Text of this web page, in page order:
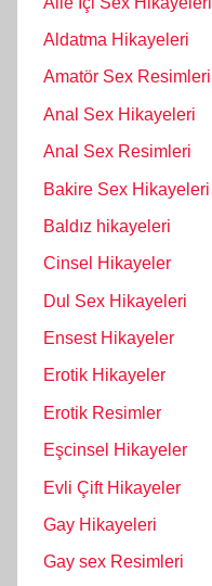
Aldatma Hikayeleri
Amatör Sex Resimleri
Anal Sex Hikayeleri
Anal Sex Resimleri
Bakire Sex Hikayeleri
Baldız hikayeleri
Cinsel Hikayeler
Dul Sex Hikayeleri
Ensest Hikayeler
Erotik Hikayeler
Erotik Resimler
Eşcinsel Hikayeler
Evli Çift Hikayeler
Gay Hikayeleri
Gay sex Resimleri